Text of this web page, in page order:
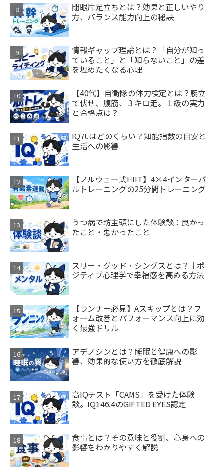
閉眼片足立ちとは？効果と正しいやり
方、バランス能力向上の秘訣
情報ギャップ理論とは？「自分が知っ
ていること」と「知らないこと」の差
を埋めたくなる心理
【40代】自衛隊の体力検定とは？腕立
て伏せ、腹筋、３キロ走。１級の実力
と合格点は？
IQ70はどのくらい？知能指数の目安と
生活への影響
【ノルウェー式HIIT】4×4インターバ
ルトレーニングの25分間トレーニング
うつ病で坊主頭にした体験談：良かっ
たこと・悪かったこと
スリー・グッド・シングスとは？｜ポ
ジティブ心理学で幸福感を高める方法
【ランナー必見】Aスキップとは？フ
ォーム改善とパフォーマンス向上に効
く最強ドリル
アデノシンとは？睡眠と健康への影
響、効果的な使い方を徹底解説
高IQテスト「CAMS」を受けた体験
談。IQ146.4のGIFTED EYES認定
食事とは？その意味と役割、心身への
影響をわかりやすく解説